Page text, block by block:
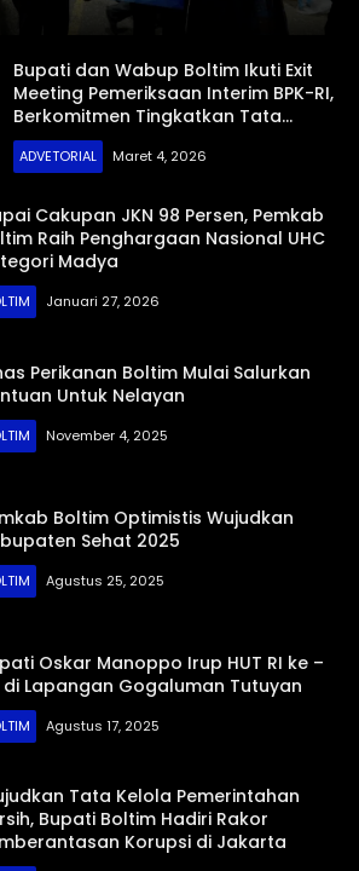
Bupati dan Wabup Boltim Ikuti Exit
Meeting Pemeriksaan Interim BPK-RI,
Berkomitmen Tingkatkan Tata
Kelola Keuangan Daerah
Transparan dan Akuntabel
ADVETORIAL Maret 4, 2026
Cakupan JKN 98 Persen, Pemkab
Raih Penghargaan Nasional UHC
Madya
Januari 27, 2026
Perikanan Boltim Mulai Salurkan
Untuk Nelayan
November 4, 2025
Boltim Optimistis Wujudkan
Sehat 2025
Agustus 25, 2025
Oskar Manoppo Irup HUT RI ke –
di Lapangan Gogaluman Tutuyan
Agustus 17, 2025
Tata Kelola Pemerintahan
Bupati Boltim Hadiri Rakor
Korupsi di Jakarta